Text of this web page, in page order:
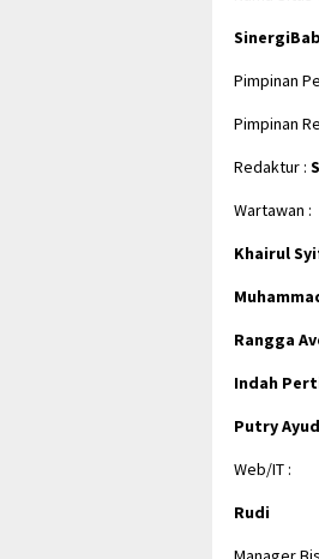
Pimpinan
Pimpinan
Redaktur :
Wartawan :
Khairul
Rangga
Indah
Putry
Web/IT :
Rudi